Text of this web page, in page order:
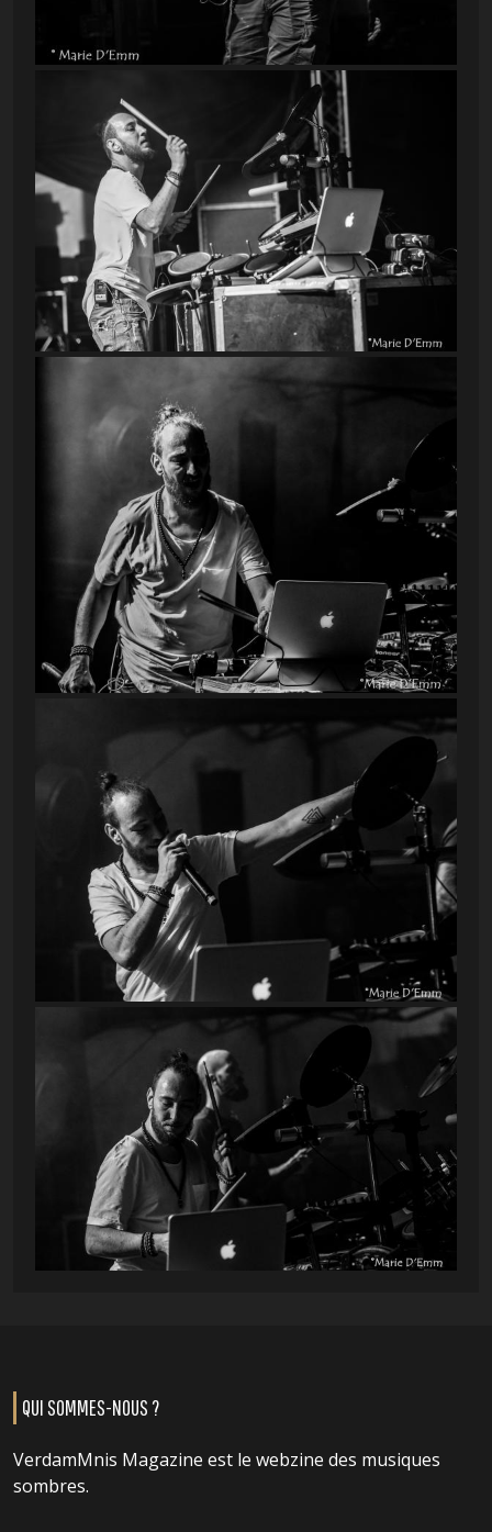
QUI SOMMES-NOUS ?
VerdamMnis Magazine est le webzine des musiques
sombres.